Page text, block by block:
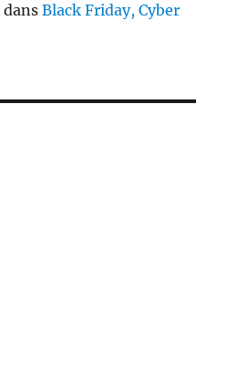
dansBlack Friday, Cyber